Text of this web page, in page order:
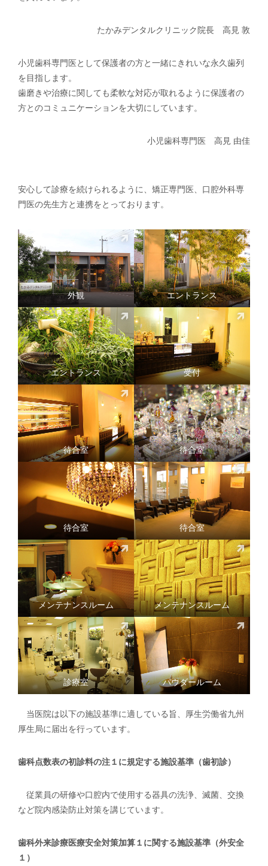
たかみデンタルクリニック院長 高見 敦
小児歯科専門医として保護者の方と一緒にきれいな永久歯列
を目指します。
歯磨きや治療に関しても柔軟な対応が取れるように保護者の
方とのコミュニケーションを大切にしています。
小児歯科専門医 高見 由佳
安心して診療を続けられるように、矯正専門医、口腔外科専
門医の先生方と連携をとっております。
外観 エントランス
エントランス 受付
待合室 待合室
待合室 待合室
メンテナンスルーム メンテナンスルーム
診療室 パウダールーム
当医院は以下の施設基準に適している旨、厚生労働省九州
厚生局に届出を行っています。
歯科点数表の初診料の注１に規定する施設基準（歯初診）
従業員の研修や口腔内で使用する器具の洗浄、滅菌、交換
など院内感染防止対策を講じています。
歯科外来診療医療安全対策加算１に関する施設基準（外安全
１）